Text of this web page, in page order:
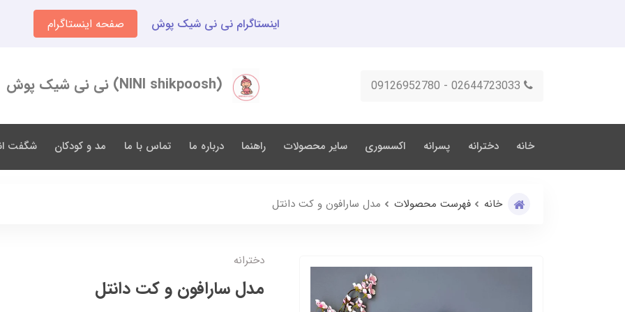
اینستاگرام نی نی شیک پوش صفحه اینستاگرام
02644723033 - 09126952780 (NINI shikpoosh) نی نی شیک پوش
خانه دخترانه پسرانه اکسسوری سایر محصولات راهنما درباره ما تماس با ما مد و کودکان شگفت
خانه فهرست محصولات مدل سارافون و کت دانتل
دخترانه
مدل سارافون و کت دانتل